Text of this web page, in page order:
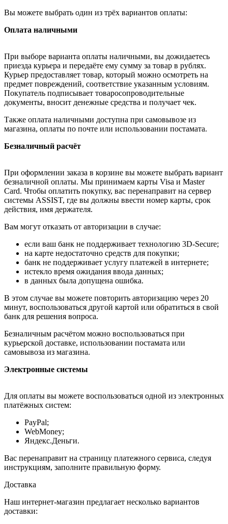
Вы можете выбрать один из трёх вариантов оплаты:
Оплата наличными
При выборе варианта оплаты наличными, вы дожидаетесь
приезда курьера и передаёте ему сумму за товар в рублях.
Курьер предоставляет товар, который можно осмотреть на
предмет повреждений, соответствие указанным условиям.
Покупатель подписывает товаросопроводительные
документы, вносит денежные средства и получает чек.
Также оплата наличными доступна при самовывозе из
магазина, оплаты по почте или использовании постамата.
Безналичный расчёт
При оформлении заказа в корзине вы можете выбрать вариант
безналичной оплаты. Мы принимаем карты Visa и Master
Card. Чтобы оплатить покупку, вас перенаправит на сервер
системы ASSIST, где вы должны ввести номер карты, срок
действия, имя держателя.
Вам могут отказать от авторизации в случае:
если ваш банк не поддерживает технологию 3D-Secure;
на карте недостаточно средств для покупки;
банк не поддерживает услугу платежей в интернете;
истекло время ожидания ввода данных;
в данных была допущена ошибка.
В этом случае вы можете повторить авторизацию через 20
минут, воспользоваться другой картой или обратиться в свой
банк для решения вопроса.
Безналичным расчётом можно воспользоваться при
курьерской доставке, использовании постамата или
самовывоза из магазина.
Электронные системы
Для оплаты вы можете воспользоваться одной из электронных
платёжных систем:
PayPal;
WebMoney;
Яндекс.Деньги.
Вас перенаправит на страницу платежного сервиса, следуя
инструкциям, заполните правильную форму.
Доставка
Наш интернет-магазин предлагает несколько вариантов
доставки: